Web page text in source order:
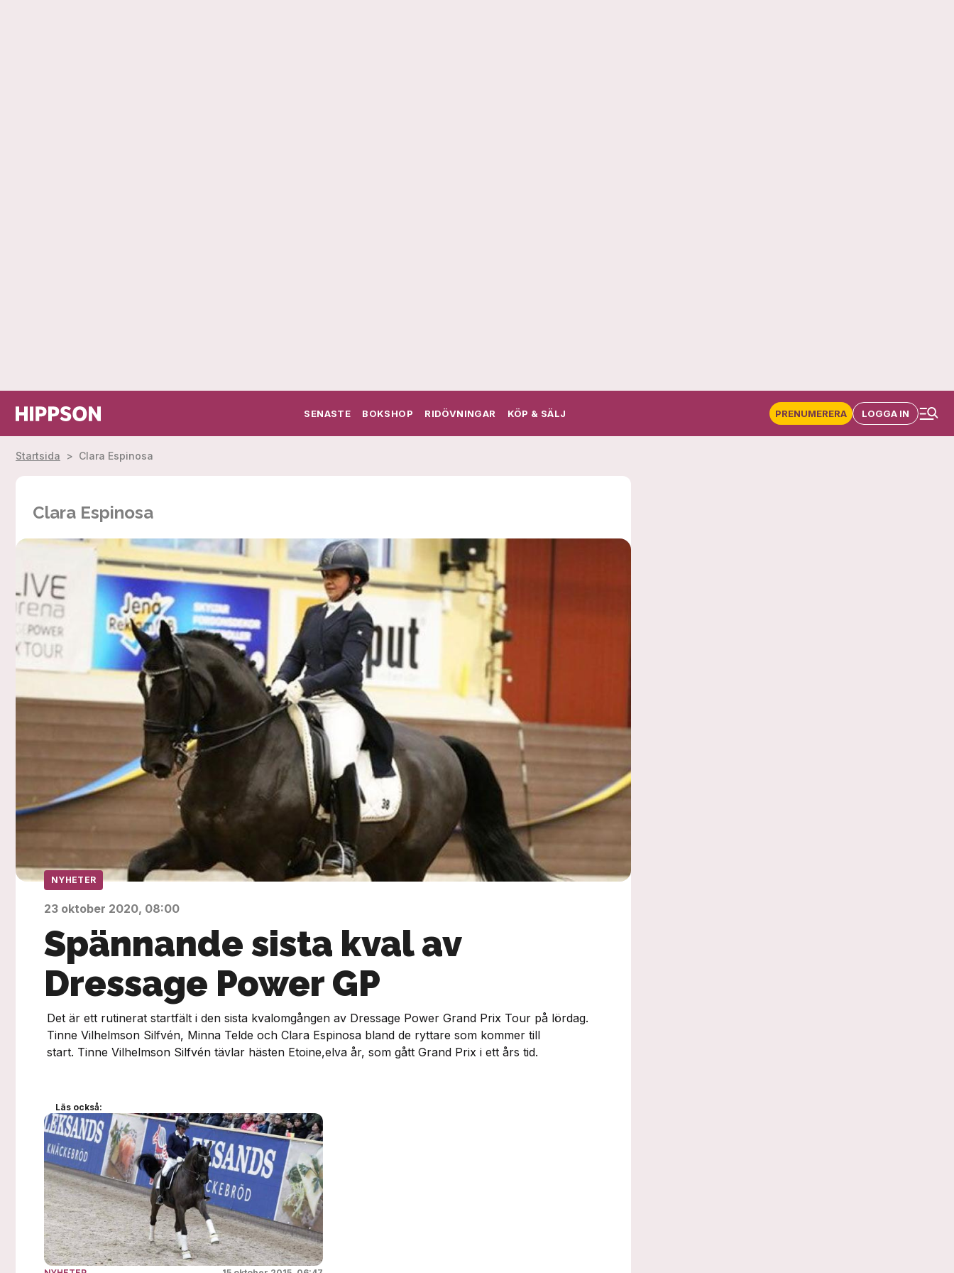
SENASTE BOKSHOP RIDÖVNINGAR KÖP & SÄLJ PRENUMERERA LOGGA IN
Startsida > Clara Espinosa
Clara Espinosa
NYHETER
23 oktober 2020, 08:00
Spännande sista kval av
Dressage Power GP
Det är ett rutinerat startfält i den sista kvalomgången av Dressage Power Grand Prix Tour på lördag.
Tinne Vilhelmson Silfvén, Minna Telde och Clara Espinosa bland de ryttare som kommer till
start. Tinne Vilhelmson Silfvén tävlar hästen Etoine,elva år, som gått Grand Prix i ett års tid.
Läs också: